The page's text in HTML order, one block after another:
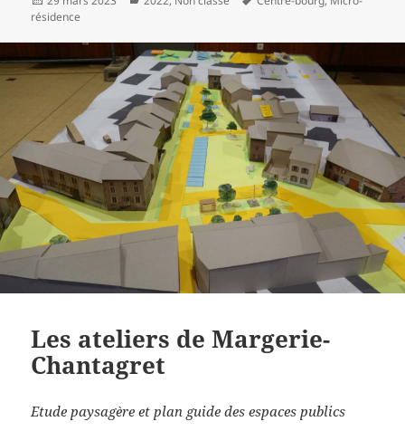
le
résidence
Les ateliers de Margerie-
Chantagret
Etude paysagère et plan guide des espaces publics